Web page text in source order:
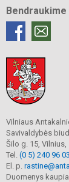
Bendraukime
Vilniaus
Savivaldybės
Šilo g. 15, Vilnius,
Tel. (0 5) 240 96 03
El. p.
Duomenys